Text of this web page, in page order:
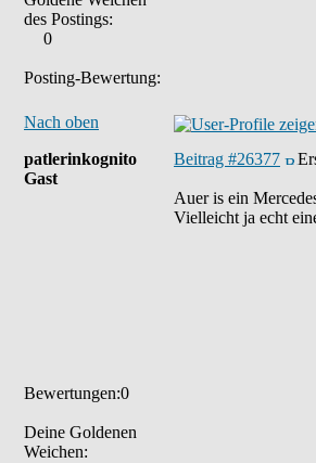
des Postings:
0
Posting-Bewertung:
Nach oben
patlerinkognito
Gast
Bewertungen:0
Deine Goldenen
Weichen:
Beitrag #26377
Auer is ein
Vielleicht ja echt